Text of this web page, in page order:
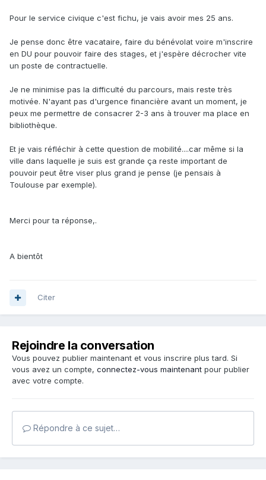
Pour le service civique c'est fichu, je vais avoir mes 25 ans.
Je pense donc être vacataire, faire du bénévolat voire m'inscrire
en DU pour pouvoir faire des stages, et j'espère décrocher vite
un poste de contractuelle.
Je ne minimise pas la difficulté du parcours, mais reste très
motivée. N'ayant pas d'urgence financière avant un moment, je
peux me permettre de consacrer 2-3 ans à trouver ma place en
bibliothèque.
Et je vais réfléchir à cette question de mobilité....car même si la
ville dans laquelle je suis est grande ça reste important de
pouvoir peut être viser plus grand je pense (je pensais à
Toulouse par exemple).
Merci pour ta réponse,.
A bientôt
Citer
Rejoindre la conversation
Vous pouvez publier maintenant et vous inscrire plus tard. Si
vous avez un compte, connectez-vous maintenant pour publier
avec votre compte.
Répondre à ce sujet…